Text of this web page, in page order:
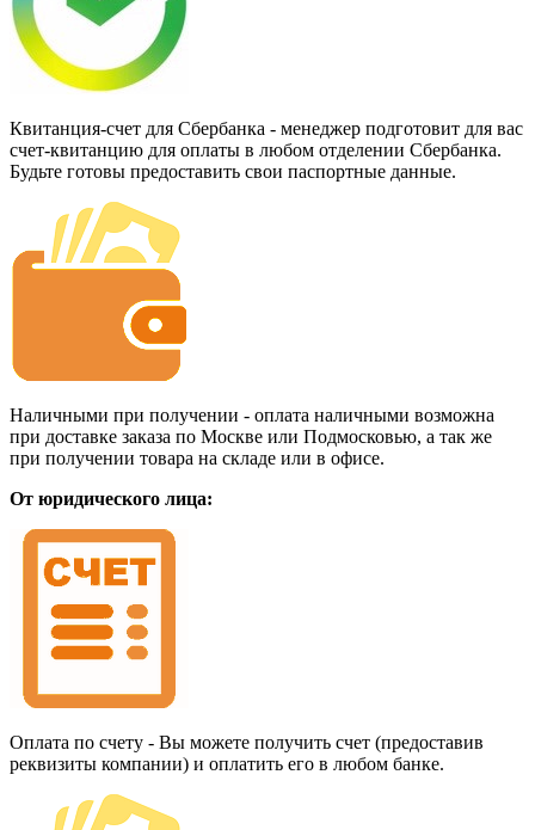
Квитанция-счет для Сбербанка - менеджер подготовит для вас
счет-квитанцию для оплаты в любом отделении Сбербанка.
Будьте готовы предоставить свои паспортные данные.
Наличными при получении - оплата наличными возможна
при доставке заказа по Москве или Подмосковью, а так же
при получении товара на складе или в офисе.
От юридического лица:
Оплата по счету - Вы можете получить счет (предоставив
реквизиты компании) и оплатить его в любом банке.